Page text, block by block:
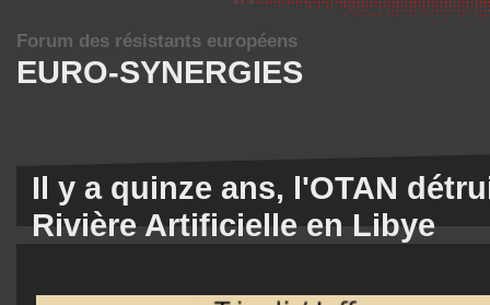
EURO-SYNERGIES
Forum des résistants européens
Il y a quinze ans, l'OTAN
Rivière Artificielle en Libye